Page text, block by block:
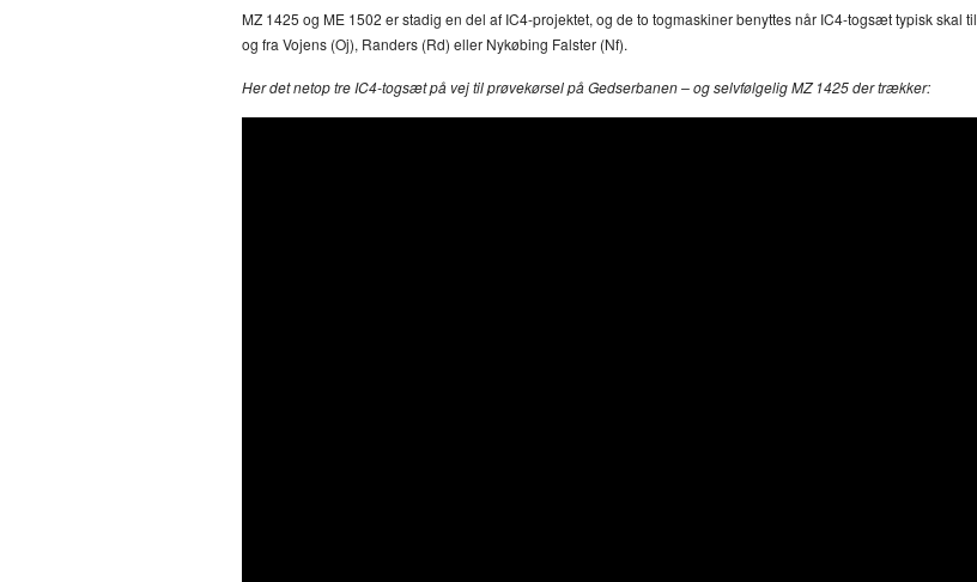
MZ 1425 og ME 1502 er stadig en del af IC4-projektet, og de to togmaskiner benyttes når IC4-togsæt typisk skal til
og fra Vojens (Oj), Randers (Rd) eller Nykøbing Falster (Nf).
Her det netop tre IC4-togsæt på vej til prøvekørsel på Gedserbanen – og selvfølgelig MZ 1425 der trækker: